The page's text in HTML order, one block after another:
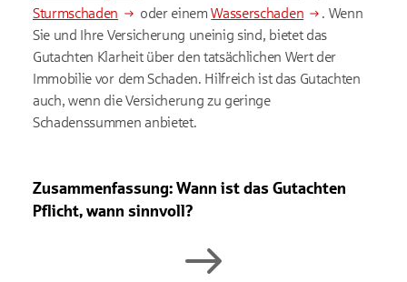
Sturmschaden
oder einemWasserschaden
. Wenn
Sie und Ihre Versicherung uneinig sind, bietet das
Gutachten Klarheit über den tatsächlichen Wert der
Immobilie vor dem Schaden. Hilfreich ist das Gutachten
auch, wenn die Versicherung zu geringe
Schadenssummen anbietet.
Zusammenfassung: Wann ist das Gutachten
Pflicht, wann sinnvoll?